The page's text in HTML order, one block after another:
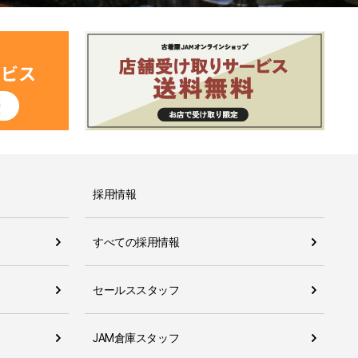
採用情報
すべての採用情報
セールススタッフ
JAM倉庫スタッフ